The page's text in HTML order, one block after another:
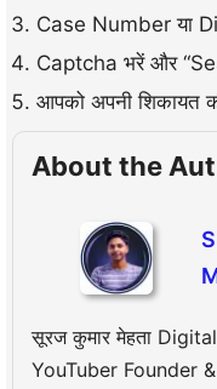
Case Number या
Captcha भरें और
आपको अपनी शिकायत
About the
सूरज कुमार मेहता
YouTuber Founder